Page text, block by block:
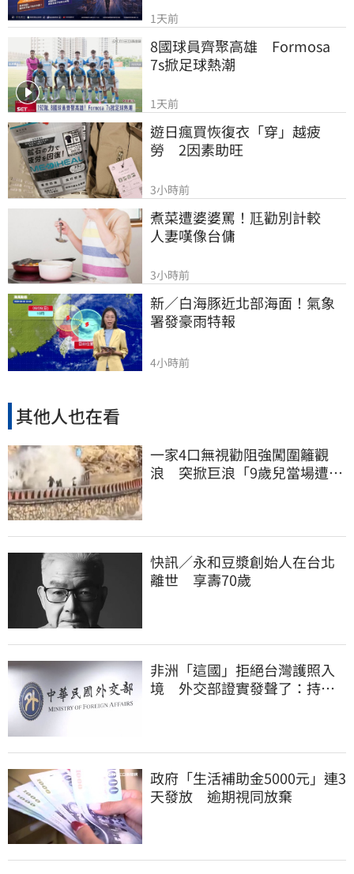
1天前
8國球員齊聚高雄　Formosa
7s掀足球熱潮
1天前
遊日瘋買恢復衣「穿」越疲
勞　2因素助旺
3小時前
煮菜遭婆婆罵！尫勸別計較
人妻嘆像台傭
3小時前
新／白海豚近北部海面！氣象
署發豪雨特報
4小時前
其他人也在看
一家4口無視勸阻強闖圍籬觀
浪 突掀巨浪「9歲兒當場遭捲
快訊／永和豆漿創始人在台北
離世 享壽70歲
非洲「這國」拒絕台灣護照入
境 外交部證實發聲了：持續
政府「生活補助金5000元」連3
天發放 逾期視同放棄